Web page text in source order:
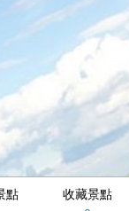
點
收藏景點